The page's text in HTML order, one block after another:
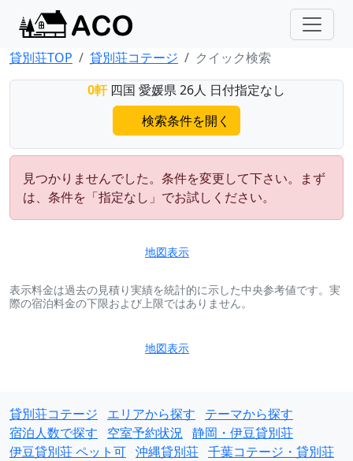
貸別荘TOP 貸別荘コテージ
クイック検索
0軒四国 愛媛県 26人 日付指定なし
検索条件を開く
見つかりませんでした。条件を変更して下さい。まず
は、条件を「指定なし」でお試しください。
地図表示
表示料金は過去の見積り実績を統計的に示した中央参考値です。実
際の宿泊料金の下限および上限ではありません。
地図表示
貸別荘コテージ エリアから探す
テーマから探す
宿泊人数で探す
空室予約状況 静岡・伊豆貸別荘
伊豆貸別荘 ペット可 沖縄貸別荘 千葉コテージ・貸別荘